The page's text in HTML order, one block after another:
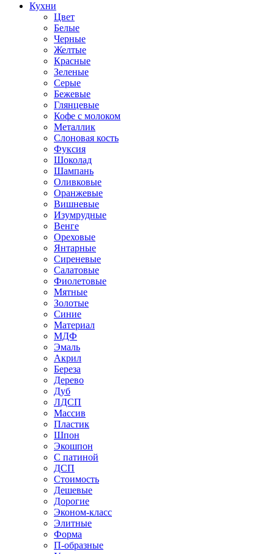
Кухни
Цвет
Белые
Черные
Желтые
Красные
Зеленые
Серые
Бежевые
Глянцевые
Кофе с молоком
Металлик
Слоновая кость
Фуксия
Шоколад
Шампань
Оливковые
Оранжевые
Вишневые
Изумрудные
Венге
Ореховые
Янтарные
Сиреневые
Салатовые
Фиолетовые
Мятные
Золотые
Синие
Материал
МДФ
Эмаль
Акрил
Береза
Дерево
Дуб
ЛДСП
Массив
Пластик
Шпон
Экошпон
С патиной
ДСП
Стоимость
Дешевые
Дорогие
Эконом-класс
Элитные
Форма
П-образные